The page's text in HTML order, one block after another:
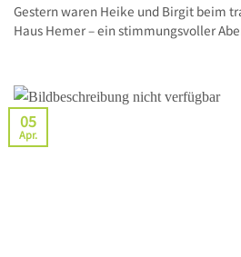
Gestern waren Heike und Birgit beim
Haus Hemer – ein stimmungsvoller
05
Apr.